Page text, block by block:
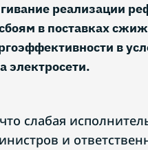
реализации
в поставках
в
электросети.
слабая
и